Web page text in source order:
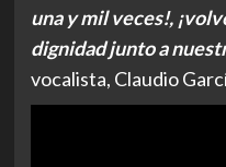
una y mil veces!,
dignidad junto a
vocalista, Claudio